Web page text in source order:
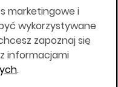
w której
prawem lub w
produktów
lub w której nie
obowiązujące
jest możliwe
marketingowe i
wykorzystywane
zapoznaj się
informacjami
.